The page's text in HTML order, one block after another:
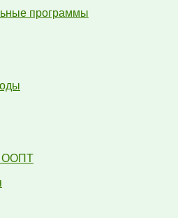
программы
ООПТ